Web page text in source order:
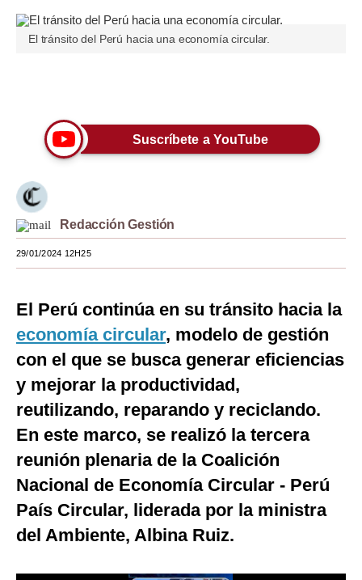
Plus G
Pregunta de hoy
Tendencias
Lujo
Viajes
Mundo
EEUU
México
España
Internacional
Tecnología
El tránsito del Perú hacia una economía circular.
Suscríbete a YouTube
Redacción Gestión
29/01/2024 12H25
El Perú continúa en su tránsito hacia la
economía circular, modelo de gestión
con el que se busca generar eficiencias
y mejorar la productividad,
reutilizando, reparando y reciclando.
En este marco, se realizó la tercera
reunión plenaria de la Coalición
Nacional de Economía Circular - Perú
País Circular, liderada por la ministra
del Ambiente, Albina Ruiz.